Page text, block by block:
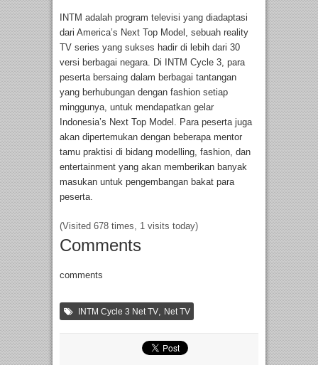
INTM adalah program televisi yang diadaptasi
dari America’s Next Top Model, sebuah reality
TV series yang sukses hadir di lebih dari 30
versi berbagai negara. Di INTM Cycle 3, para
peserta bersaing dalam berbagai tantangan
yang berhubungan dengan fashion setiap
minggunya, untuk mendapatkan gelar
Indonesia’s Next Top Model. Para peserta juga
akan dipertemukan dengan beberapa mentor
tamu praktisi di bidang modelling, fashion, dan
entertainment yang akan memberikan banyak
masukan untuk pengembangan bakat para
peserta.
(Visited 678 times, 1 visits today)
Comments
comments
INTM Cycle 3 Net TV Net TV